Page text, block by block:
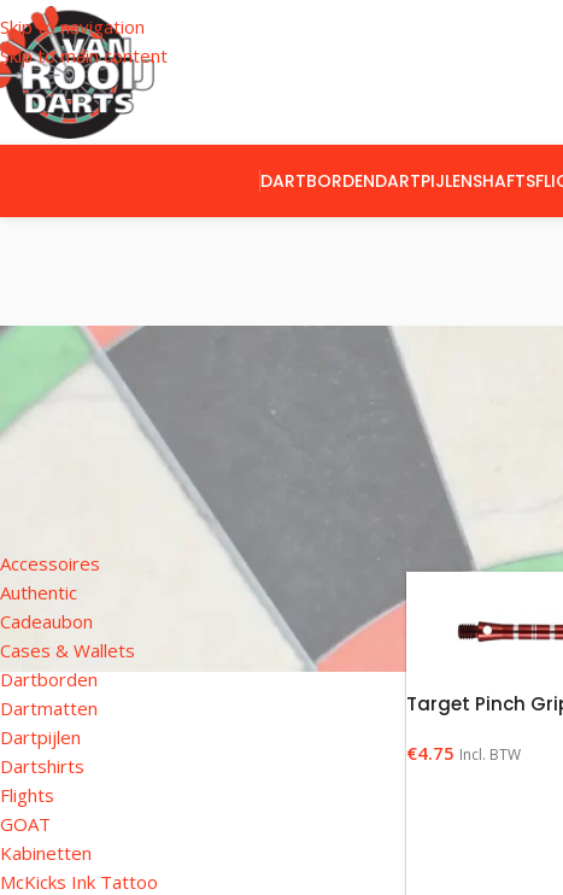
Skip to navigation
Skip to main content
DARTBORDENDARTPIJLENSHAFTS
Accessoires
Authentic
Cadeaubon
Cases & Wallets
Dartborden
Dartmatten
Dartpijlen
Dartshirts
Flights
GOAT
Kabinetten
McKicks Ink Tattoo
Home Producten
Target Pinch
€4.75 Incl. BTW